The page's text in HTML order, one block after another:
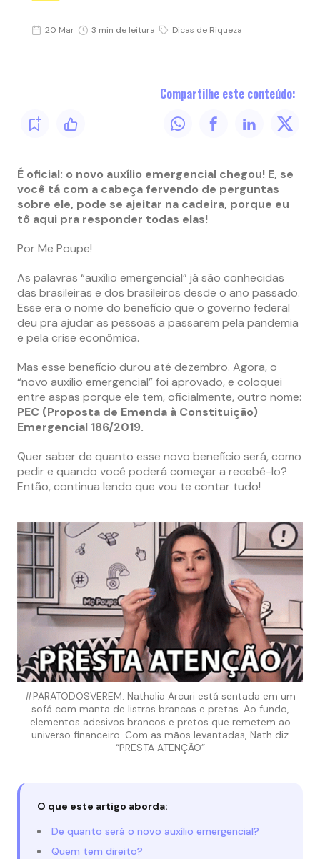
20 Mar 3 min de leitura Dicas de Riqueza
Compartilhe este conteúdo:
É oficial: o novo auxílio emergencial chegou! E, se
você tá com a cabeça fervendo de perguntas
sobre ele, pode se ajeitar na cadeira, porque eu
tô aqui pra responder todas elas!
Por Me Poupe!
As palavras “auxílio emergencial” já são conhecidas
das brasileiras e dos brasileiros desde o ano passado.
Esse era o nome do benefício que o governo federal
deu pra ajudar as pessoas a passarem pela pandemia
e pela crise econômica.
Mas esse benefício durou até dezembro. Agora, o
“novo auxílio emergencial” foi aprovado, e coloquei
entre aspas porque ele tem, oficialmente, outro nome:
PEC (Proposta de Emenda à Constituição)
Emergencial 186/2019.
Quer saber de quanto esse novo benefício será, como
pedir e quando você poderá começar a recebê-lo?
Então, continua lendo que vou te contar tudo!
#PARATODOSVEREM: Nathalia Arcuri está sentada em um
sofá com manta de listras brancas e pretas. Ao fundo,
elementos adesivos brancos e pretos que remetem ao
universo financeiro. Com as mãos levantadas, Nath diz
“PRESTA ATENÇÃO”
O que este artigo aborda:
De quanto será o novo auxílio emergencial?
Quem tem direito?